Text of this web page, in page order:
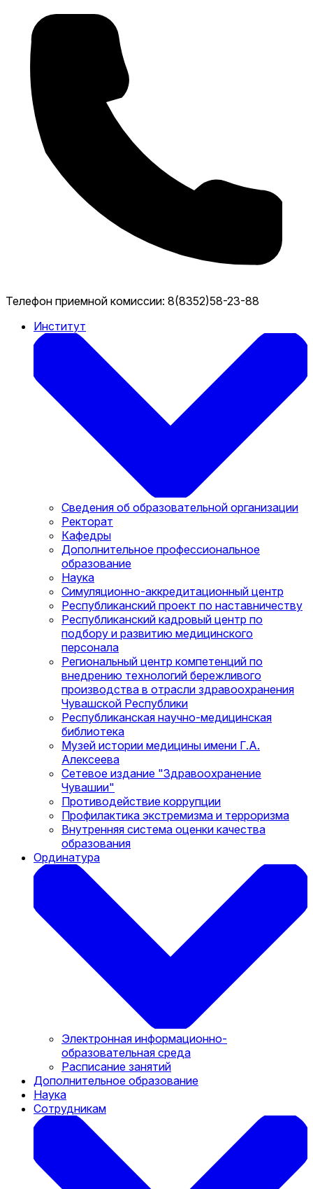
Телефон приемной комиссии: 8(8352)58-23-88
Институт
Сведения об образовательной организации
Ректорат
Кафедры
Дополнительное профессиональное
образование
Наука
Симуляционно-аккредитационный центр
Республиканский проект по наставничеству
Республиканский кадровый центр по
подбору и развитию медицинского
персонала
Региональный центр компетенций по
внедрению технологий бережливого
производства в отрасли здравоохранения
Чувашской Республики
Республиканская научно-медицинская
библиотека
Музей истории медицины имени Г.А.
Алексеева
Сетевое издание "Здравоохранение
Чувашии"
Противодействие коррупции
Профилактика экстремизма и терроризма
Внутренняя система оценки качества
образования
Ординатура
Электронная информационно-
образовательная среда
Расписание занятий
Дополнительное образование
Наука
Сотрудникам